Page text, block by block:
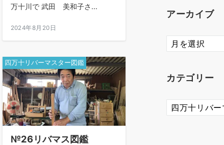
万十川で 武田 美和子さ...
2024年8月20日
四万十リバーマスター図鑑
№26リバマス図鑑
アーカイブ
ア
ー
ブ
カテゴリー
カ
テ